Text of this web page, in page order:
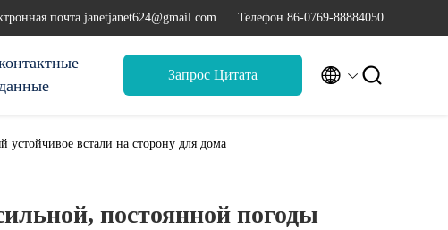
почта janetjanet624@gmail.com Телефон 86-0769-88884050
Запрос Цитата  
встали на сторону для дома
постоянной погоды